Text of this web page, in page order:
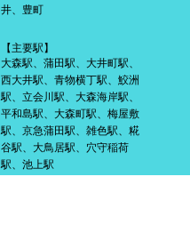
井、豊町
【主要駅】
大森駅、蒲田駅、大井町駅、
西大井駅、青物横丁駅、鮫洲
駅、立会川駅、大森海岸駅、
平和島駅、大森町駅、梅屋敷
駅、京急蒲田駅、雑色駅、糀
谷駅、大鳥居駅、穴守稲荷
駅、池上駅